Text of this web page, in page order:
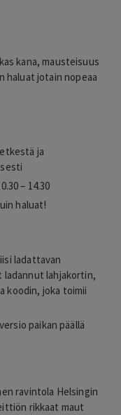
kana, mausteisuus
haluat jotain nopeaa
ja
– 14.30
haluat!
ladattavan
ladannut lahjakortin,
koodin, joka toimii
paikan päällä
ravintola Helsingin
rikkaat maut